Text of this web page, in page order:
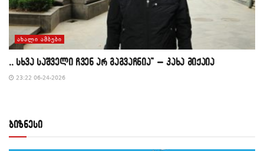
ᲐᲮᲐᲚᲘ ᲐᲛᲑᲔᲑᲘ
,, სხვა საშველი ჩვენ არ გაგვაჩნია” – კახა მიქაია
23:22 06-24-2026
ბიზნესი